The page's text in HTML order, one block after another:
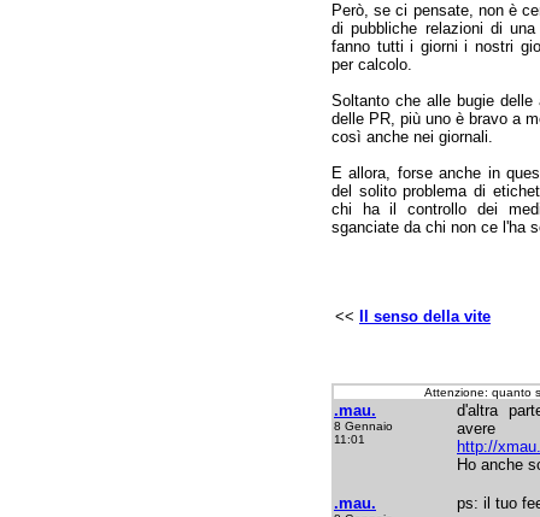
Però, se ci pensate, non è
di pubbliche relazioni di
fanno tutti i giorni i nostri
per calcolo.
Soltanto che alle bugie
delle PR, più uno è bravo a
così anche nei giornali.
E allora, forse anche in
del solito problema di
chi ha il controllo dei
sganciate da chi non ce l'ha
<< Il senso della vite
Attenzione: quanto
.mau.
8 Gennaio
11:01
d'altra
http://
Ho anche
.mau. ps: il tuo